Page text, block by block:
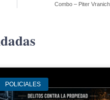
Combo – Piter
POLICIALES